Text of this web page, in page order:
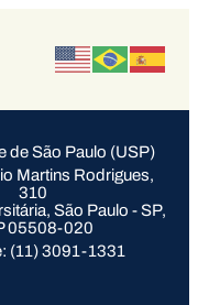
de São Paulo (USP)
Martins Rodrigues,
310
São Paulo - SP,
05508-020
(11) 3091-1331